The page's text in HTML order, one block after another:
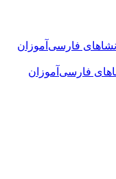
فارسی‌آموزان